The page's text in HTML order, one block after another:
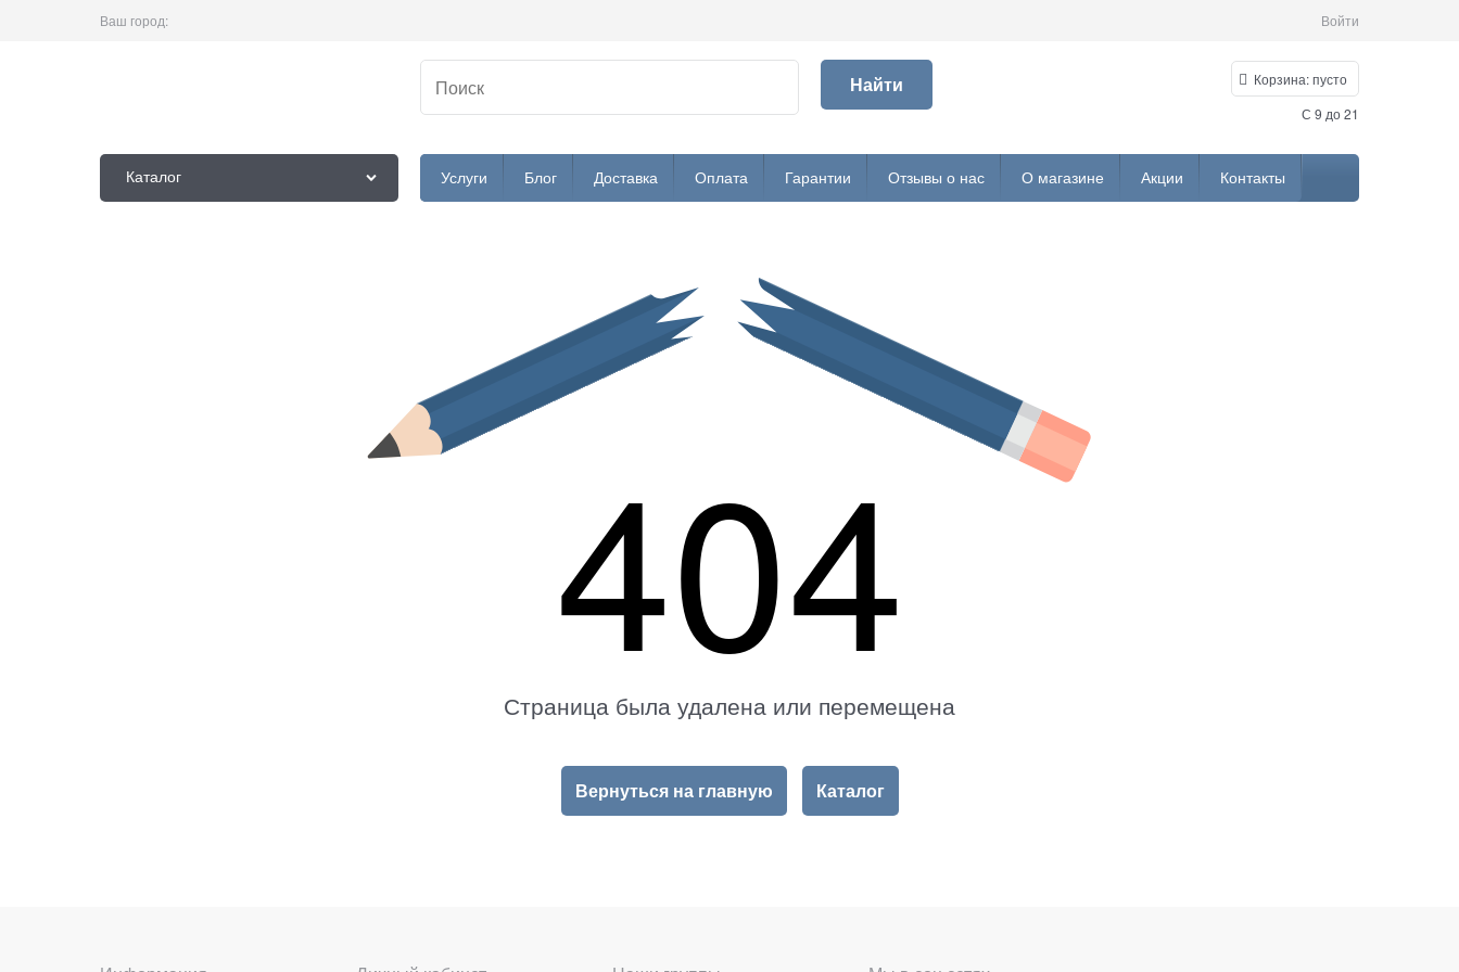
Ваш город: Войти
Найти Корзина:пусто
С 9 до 21
Каталог Услуги Блог Доставка Оплата Гарантии Отзывы о нас О магазине Акции Контакты
404
Страница была удалена или перемещена
Вернуться на главную Каталог